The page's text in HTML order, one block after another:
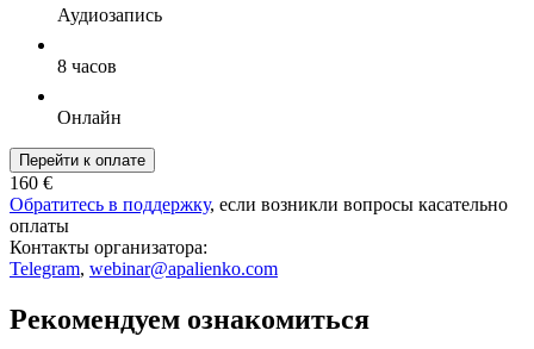
Аудиозапись
8 часов
Онлайн
Перейти к оплате
160 €
Обратитесь в поддержку, если возникли вопросы касательно
оплаты
Контакты организатора:
Telegram, webinar@apalienko.com
Рекомендуем ознакомиться